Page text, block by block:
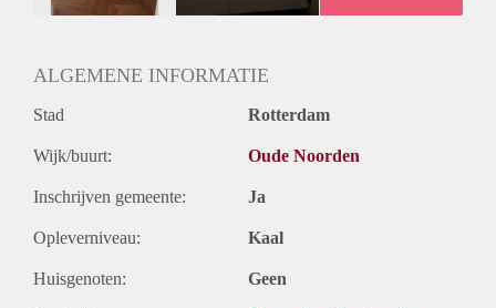
ALGEMENE INFORMATIE
Stad Rotterdam
Wijk/buurt: Oude Noorden
Inschrijven gemeente: Ja
Opleverniveau: Kaal
Huisgenoten: Geen